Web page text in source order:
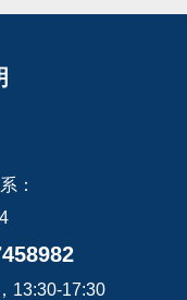
：
13:30-17:30